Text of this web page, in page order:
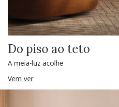
Do piso ao teto
A meia-luz acolhe
Vem ver